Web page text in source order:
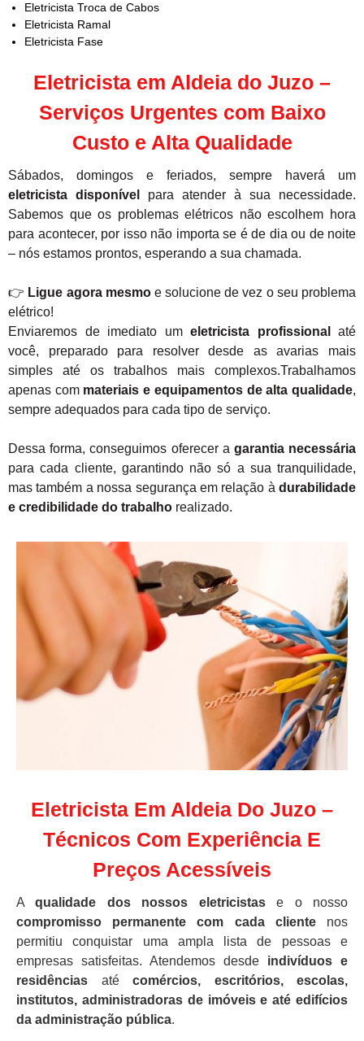
Eletricista Troca de Cabos
Eletricista Ramal
Eletricista Fase
Eletricista em Aldeia do Juzo –
Serviços Urgentes com Baixo
Custo e Alta Qualidade
Sábados, domingos e feriados, sempre haverá um
eletricista disponível
para atender à sua necessidade.
Sabemos que os problemas elétricos não escolhem hora
para acontecer, por isso não importa se é de dia ou de noite
– nós estamos prontos, esperando a sua chamada.
👉 Ligue agora mesmoe solucione de vez o seu problema
elétrico!
Enviaremos de imediato um eletricista profissional
até
você, preparado para resolver desde as avarias mais
simples até os trabalhos mais complexos.Trabalhamos
apenas com materiais e equipamentos de alta qualidade,
sempre adequados para cada tipo de serviço.
Dessa forma, conseguimos oferecer a garantia necessária
para cada cliente, garantindo não só a sua tranquilidade,
mas também a nossa segurança em relação à durabilidade
e credibilidade do trabalho realizado.
Eletricista Em Aldeia Do Juzo –
Técnicos Com Experiência E
Preços Acessíveis
Aqualidade dos nossos eletricistase o nosso
compromisso permanente com cada clientenos
permitiu conquistar uma ampla lista de pessoas e
empresas satisfeitas. Atendemos desde indivíduos e
residências até comércios, escritórios, escolas,
institutos, administradoras de imóveis e até edifícios
da administração pública.